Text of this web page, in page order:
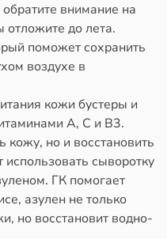
внимание на
до лета.
поможет сохранить
воздухе в
кожи бустеры и
А, С и В3.
кожу, но и восстановить
сыворотку
ГК помогает
азулен не только
но восстановит водно-